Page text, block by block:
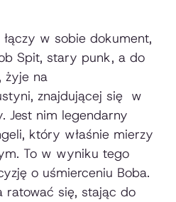
w sobie dokument,
Spit, stary punk, a do
żyje na
znajdującej się w
Jest nim legendarny
który właśnie mierzy
To w wyniku tego
o uśmierceniu Boba.
ratować się, stając do